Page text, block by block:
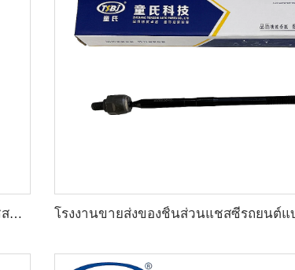
โรงงานขายส่งยอดนิยม เซตเต็มของชิ้นส่วนแชสซีรถยนต์ เช่น ชุดปลายแร็คสำหรับ Cadillac XTS OE:22776531